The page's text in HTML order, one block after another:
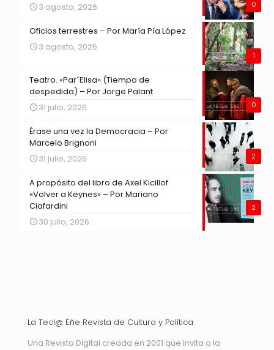
0
3 agosto, 2026
1
Oficios terrestres – Por María Pía López
3 agosto, 2026
0
Teatro. «Par´Elisa» (Tiempo de
despedida) – Por Jorge Palant
31 julio, 2026
2
Érase una vez la Democracia – Por
Marcelo Brignoni
31 julio, 2026
2
A propósito del libro de Axel Kicillof
«Volver a Keynes» – Por Mariano
Ciafardini
30 julio, 2026
La Tecl@ Eñe Revista de Cultura y Política
Una Revista Digital creada en 2001 que invita a la